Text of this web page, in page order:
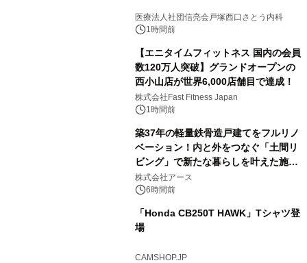
医療法人社団信亮会戸塚西口さとう内科
1時間前
【エニタイムフィットネス 国内の会員
数120万人突破】グランドオープンの
西小山店が世界6,000店舗目で達成！
株式会社Fast Fitness Japan
1時間前
築37年の軽量鉄骨造戸建てをフルリノ
ベーション！内と外をつなぐ「土間リ
ビング」で新たな暮らしを叶えた施工
事例を株式会社アースが公開
株式会社アース
6時間前
「Honda CB250T HAWK」Tシャツ登
場
CAMSHOP.JP